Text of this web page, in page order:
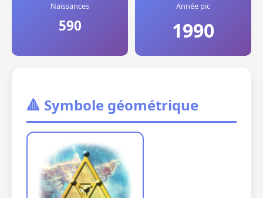
Naissances
590
Année pic
1990
🔺 Symbole géométrique